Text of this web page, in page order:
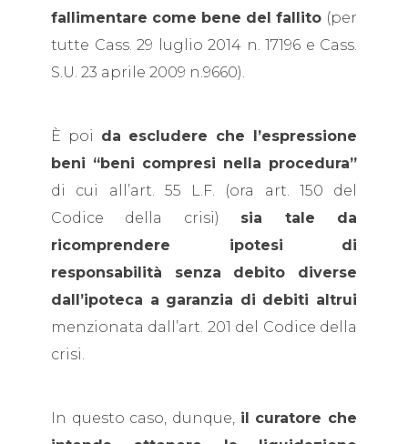
fallimentare come bene del fallito (per
tutte Cass. 29 luglio 2014 n. 17196 e Cass.
S.U. 23 aprile 2009 n.9660).
È poi da escludere che l’espressione
beni “beni compresi nella procedura”
di cui all’art. 55 L.F. (ora art. 150 del
Codice della crisi) sia tale da
ricomprendere ipotesi di
responsabilità senza debito diverse
dall’ipoteca a garanzia di debiti altrui
menzionata dall’art. 201 del Codice della
crisi.
In questo caso, dunque, il curatore che